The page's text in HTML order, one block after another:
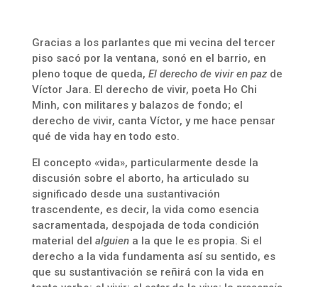
Gracias a los parlantes que mi vecina del tercer
piso sacó por la ventana, sonó en el barrio, en
pleno toque de queda, El derecho de vivir en pazde
Víctor Jara. El derecho de vivir, poeta Ho Chi
Minh, con militares y balazos de fondo; el
derecho de vivir, canta Víctor, y me hace pensar
qué de vida hay en todo esto.
El concepto «vida», particularmente desde la
discusión sobre el aborto, ha articulado su
significado desde una sustantivación
trascendente, es decir, la vida como esencia
sacramentada, despojada de toda condición
material del alguiena la que le es propia. Si el
derecho a la vida fundamenta así su sentido, es
que su sustantivación se reñirá con la vida en